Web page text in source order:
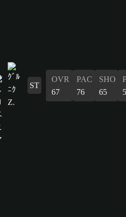
ST
OVR
67
PAC
76
SHO
65